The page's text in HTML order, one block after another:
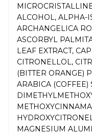
ALCOHOL, ALPHA-
ARCHANGELICA
ASCORBYL
LEAF EXTRACT,
CITRONELLOL,
(BITTER ORANGE)
ARABICA (COFFEE)
MAGNESIUM